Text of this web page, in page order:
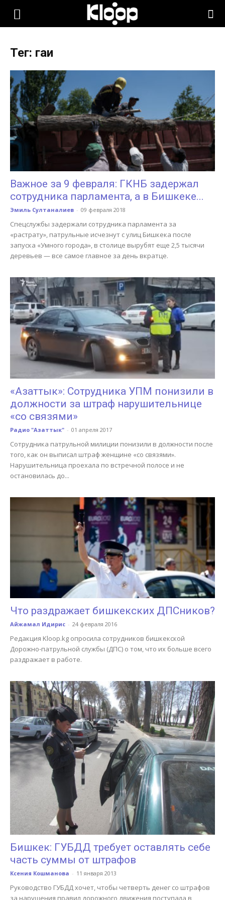
KLOOP.KG
Новости
Кыргызстана
Тег: гаи
Важное за 9 февраля: ГКНБ задержал
сотрудника парламента, а в Бишкеке...
Эмиль Султаналиев - 09 февраля 2018
Спецслужбы задержали сотрудника парламента за
«растрату», патрульные исчезнут с улиц Бишкека после
запуска «Умного города», в столице вырубят еще 2,5 тысячи
деревьев — все самое главное за день вкратце.
«Азаттык»: Сотрудника УПМ понизили в
должности за штраф нарушительнице
«со связями»
Радио "Азаттык" - 01 апреля 2017
Сотрудника патрульной милиции понизили в должности после
того, как он выписал штраф женщине «со связями».
Нарушительница проехала по встречной полосе и не
остановилась до...
Что раздражает бишкекских ДПСников?
Айжамал Идирис - 24 февраля 2016
Редакция Kloop.kg опросила сотрудников бишкекской
Дорожно-патрульной службы (ДПС) о том, что их больше всего
раздражает в работе.
Бишкек: ГУБДД требует оставлять себе
часть суммы от штрафов
Ксения Кошманова - 11 января 2013
Руководство ГУБДД хочет, чтобы четверть денег со штрафов
за нарушения правил дорожного движения поступала в